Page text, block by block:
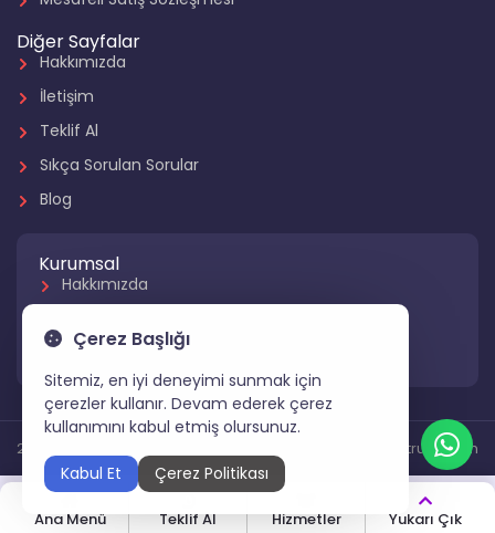
Diğer Sayfalar
Hakkımızda
İletişim
Teklif Al
Sıkça Sorulan Sorular
Blog
Kurumsal
Hakkımızda
Hizmetlerimiz
Çerez Başlığı
Sitemiz, en iyi deneyimi sunmak için
çerezler kullanır. Devam ederek çerez
kullanımını kabul etmiş olursunuz.
Kabul Et Çerez Politikası
2024 Tüm Hakları Saklıdır Gartruck.com
Ana Menü Teklif Al Hizmetler Yukarı Çık